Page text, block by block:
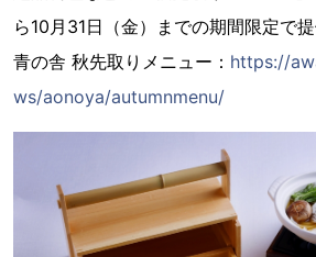
ら10月31日（金）までの期間限定で提
青の舎 秋先取りメニュー： https://
ws/aonoya/autumnmenu/